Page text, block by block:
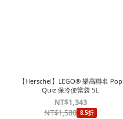
【Herschel】LEGO® 樂高聯名 Pop
Quiz 保冷便當袋 5L
NT$1,343
NT$1,580 8.5折